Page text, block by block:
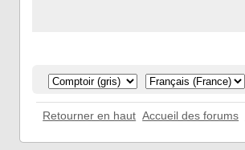
Retourner en haut Accueil des forums